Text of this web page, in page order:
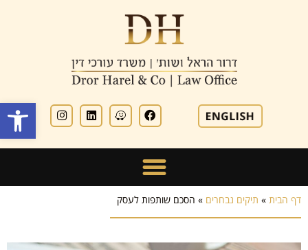
פתח
דף הבית » תיקים נבחרים » הסכם שותפות לעסק